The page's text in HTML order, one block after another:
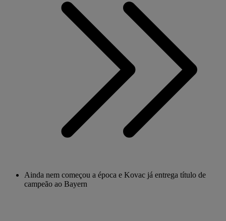
Ainda nem começou a época e Kovac já entrega título de
campeão ao Bayern